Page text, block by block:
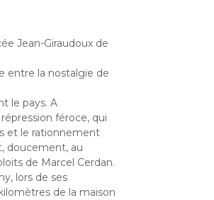
Jean-Giraudoux de
entre la nostalgie de
le pays. A
féroce, qui
et le rationnement
doucement, au
de Marcel Cerdan.
lors de ses
de la maison